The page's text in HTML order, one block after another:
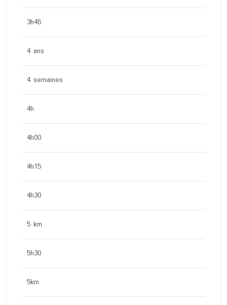
3h45
4 ans
4 semaines
4h
4h00
4h15
4h30
5 km
5h30
5km